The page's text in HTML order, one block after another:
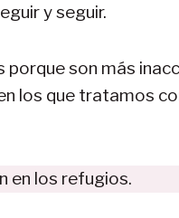
y seguir.
porque son más
los que tratamos
en los refugios.